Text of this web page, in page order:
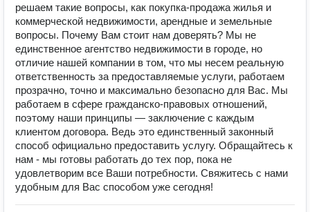
решаем такие вопросы, как покупка-продажа жилья и
коммерческой недвижимости, арендные и земельные
вопросы. Почему Вам стоит нам доверять? Мы не
единственное агентство недвижимости в городе, но
отличие нашей компании в том, что мы несем реальную
ответственность за предоставляемые услуги, работаем
прозрачно, точно и максимально безопасно для Вас. Мы
работаем в сфере гражданско-правовых отношений,
поэтому наши принципы — заключение с каждым
клиентом договора. Ведь это единственный законный
способ официально предоставить услугу. Обращайтесь к
нам - мы готовы работать до тех пор, пока не
удовлетворим все Ваши потребности. Свяжитесь с нами
удобным для Вас способом уже сегодня!